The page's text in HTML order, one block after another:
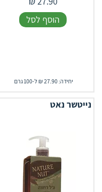
הוסף לסל
יחידה: 27.90 ₪ ל-100 גרם
נייטשר נאט